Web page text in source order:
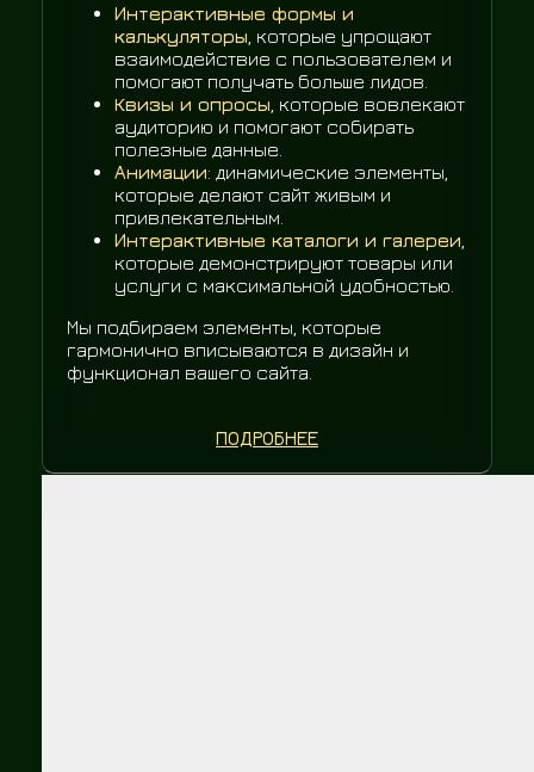
Интерактивные формы и
калькуляторы , которые упрощают
взаимодействие с пользователем и
помогают получать больше лидов.
Квизы и опросы , которые вовлекают
аудиторию и помогают собирать
полезные данные.
Анимации: динамические элементы,
которые делают сайт живым и
привлекательным.
Интерактивные каталоги и галереи
которые демонстрируют товары или
услуги с максимальной удобностью.
Мы подбираем элементы, которые
гармонично вписываются в дизайн и
функционал вашего сайта.
ПОДРОБНЕЕ